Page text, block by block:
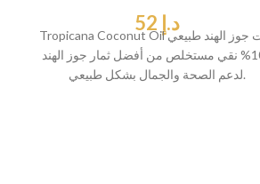
د.إ
Tropicana Coconut Oil زيت جوز الهند طبيعي
100% نقي مستخلص من أفضل ثمار جوز الهند
لدعم الصحة والجمال بشكل طبيعي.